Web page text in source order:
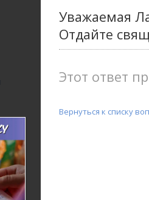
Уважаемая
Отдайте
Этот ответ
Вернуться к списку